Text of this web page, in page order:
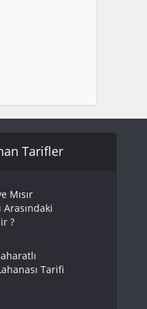
Tarifler
Mısır
Arasındaki
?
Tarifi